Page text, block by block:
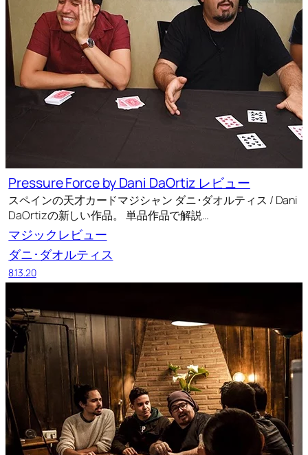
Pressure Force by Dani DaOrtiz レビュー
スペインの天才カードマジシャン ダニ･ダオルティス / Dani
DaOrtizの新しい作品。 単品作品で解説…
マジックレビュー
ダニ･ダオルティス
8.13.20